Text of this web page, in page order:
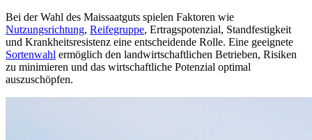
Bei der Wahl des Maissaatguts spielen Faktoren wie
Nutzungsrichtung, Reifegruppe, Ertragspotenzial, Standfestigkeit
und Krankheitsresistenz eine entscheidende Rolle. Eine geeignete
Sortenwahl ermöglich den landwirtschaftlichen Betrieben, Risiken
zu minimieren und das wirtschaftliche Potenzial optimal
auszuschöpfen.